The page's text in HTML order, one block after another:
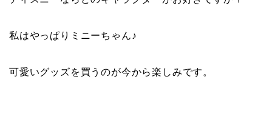
私はやっぱりミニーちゃん♪
可愛いグッズを買うのが今から楽しみです。